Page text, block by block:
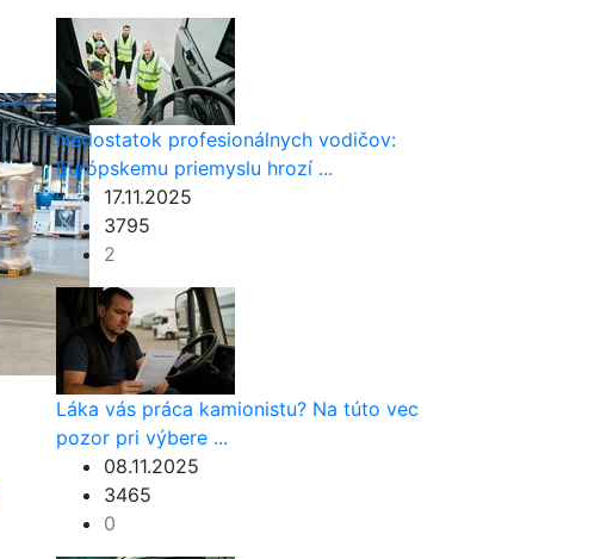
Nedostatok profesionálnych vodičov:
Európskemu priemyslu hrozí ...
17.11.2025
3795
2
Láka vás práca kamionistu? Na túto vec
pozor pri výbere ...
08.11.2025
3465
0